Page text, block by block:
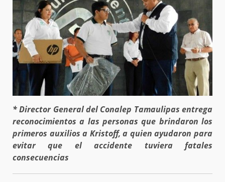
* Director General del Conalep Tamaulipas entrega
reconocimientos a las personas que brindaron los
primeros auxilios a Kristoff, a quien ayudaron para
evitar que el accidente tuviera fatales
consecuencias